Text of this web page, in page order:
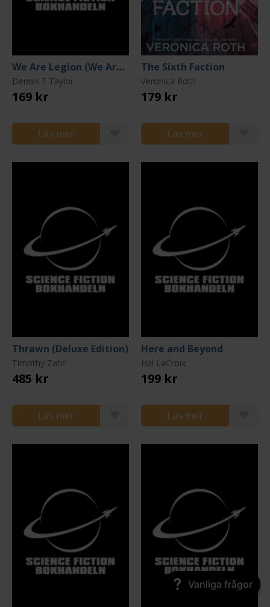
We Are Legion (We Are Bob)
Dennis E Taylor
169 kr
Läs mer
The Sixth Faction
Veronica Roth
179 kr
Läs mer
Thrawn (Deluxe Edition)
Timothy Zahn
485 kr
Läs mer
Here and Beyond
Hal LaCroix
199 kr
Läs mer
Vanliga frågor